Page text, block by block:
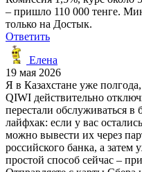
– пришло 110 000 тенге.
только на Достык.
Ответить
Елена
19 мая 2026
Я в Казахстане уже
QIWI действительно
перестали обслуживаться в
лайфхак: если у вас
можно вывести их через
российского банка, а затем
простой способ сейчас –